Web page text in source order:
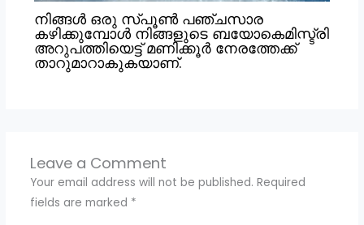
നിങ്ങൾ ഒരു സ്പൂൺ പഞ്ചസാര
കഴിക്കുമ്പോൾ നിങ്ങളുടെ ബയോകെമിസ്ട്രി
അറുപത്തിയെട്ട് മണിക്കൂർ നേരത്തേക്ക്
താറുമാറാകുകയാണ്.
Leave a Comment
Your email address will not be published. Required
fields are marked *